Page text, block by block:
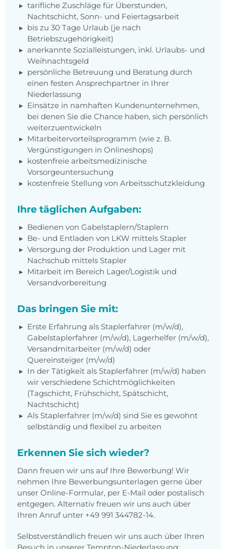
tarifliche Zuschläge für Überstunden,
Nachtschicht, Sonn- und Feiertagsarbeit
bis zu 30 Tage Urlaub (je nach
Betriebszugehörigkeit)
anerkannte Sozialleistungen, inkl. Urlaubs- und
Weihnachtsgeld
persönliche Betreuung und Beratung durch
einen festen Ansprechpartner in Ihrer
Niederlassung
Einsätze in namhaften Kundenunternehmen,
bei denen Sie die Chance haben, sich persönlich
weiterzuentwickeln
Mitarbeitervorteilsprogramm (wie z. B.
Vergünstigungen in Onlineshops)
kostenfreie arbeitsmedizinische
Vorsorgeuntersuchung
kostenfreie Stellung von Arbeitsschutzkleidung
Ihre täglichen Aufgaben:
Bedienen von Gabelstaplern/Staplern
Be- und Entladen von LKW mittels Stapler
Versorgung der Produktion und Lager mit
Nachschub mittels Stapler
Mitarbeit im Bereich Lager/Logistik und
Versandvorbereitung
Das bringen Sie mit:
Erste Erfahrung als Staplerfahrer (m/w/d),
Gabelstaplerfahrer (m/w/d), Lagerhelfer (m/w/d),
Versandmitarbeiter (m/w/d) oder
Quereinsteiger (m/w/d)
In der Tätigkeit als Staplerfahrer (m/w/d) haben
wir verschiedene Schichtmöglichkeiten
(Tagschicht, Frühschicht, Spätschicht,
Nachtschicht)
Als Staplerfahrer (m/w/d) sind Sie es gewohnt
selbständig und flexibel zu arbeiten
Erkennen Sie sich wieder?
Dann freuen wir uns auf Ihre Bewerbung! Wir
nehmen Ihre Bewerbungsunterlagen gerne über
unser Online-Formular, per E-Mail oder postalisch
entgegen. Alternativ freuen wir uns auch über
Ihren Anruf unter +49 991 344782-14.
Selbstverständlich freuen wir uns auch über Ihren